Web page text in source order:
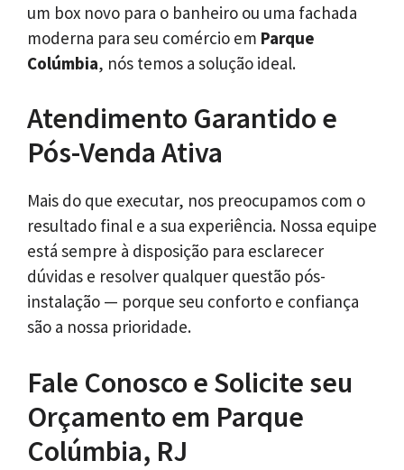
um box novo para o banheiro ou uma fachada
moderna para seu comércio em Parque
Colúmbia, nós temos a solução ideal.
Atendimento Garantido e
Pós-Venda Ativa
Mais do que executar, nos preocupamos com o
resultado final e a sua experiência. Nossa equipe
está sempre à disposição para esclarecer
dúvidas e resolver qualquer questão pós-
instalação — porque seu conforto e confiança
são a nossa prioridade.
Fale Conosco e Solicite seu
Orçamento em Parque
Colúmbia, RJ